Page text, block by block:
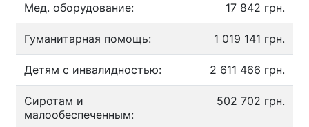
Мед. оборудование: 17 842 грн.
Гуманитарная помощь: 1 019 141 грн.
Детям с инвалидностью: 2 611 466 грн.
Сиротам и
малообеспеченным:
502 702 грн.